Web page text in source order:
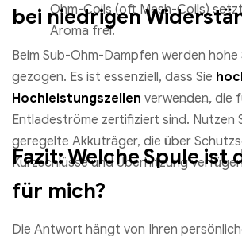
Ohm-Coils (oft Mesh-Coils)
Aroma frei.
bei niedrigen
Beim Sub-Ohm-Dampfen werden
gezogen. Es ist essenziell, dass Sie
Hochleistungszellen verwenden, die
Entladeströme zertifiziert sind. Nutzen
geregelte Akkuträger, die über
Kurzschlüsse und Überhitzung
Fazit: Welche Spule ist
für mich?
Die Antwort hängt von Ihren